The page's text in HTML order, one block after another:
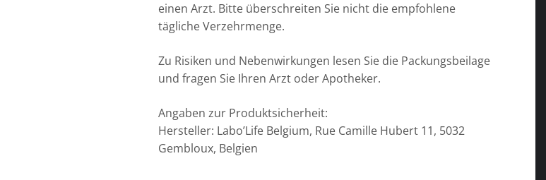
einen Arzt. Bitte überschreiten Sie nicht die empfohlene
tägliche Verzehrmenge.
Zu Risiken und Nebenwirkungen lesen Sie die Packungsbeilage
und fragen Sie Ihren Arzt oder Apotheker.
Angaben zur Produktsicherheit:
Hersteller: Labo’Life Belgium, Rue Camille Hubert 11, 5032
Gembloux, Belgien